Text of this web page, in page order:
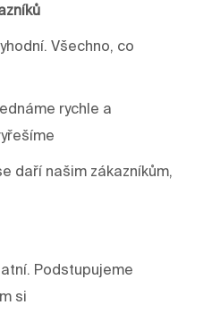
Všechno, co
rychle a
daří našim zákazníkům,
Podstupujeme
si